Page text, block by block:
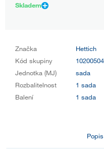
Skladem
Značka
Hettich
Kód skupiny
Jednotka (MJ)
sada
Rozbalitelnost
1 sada
Balení
1 sada